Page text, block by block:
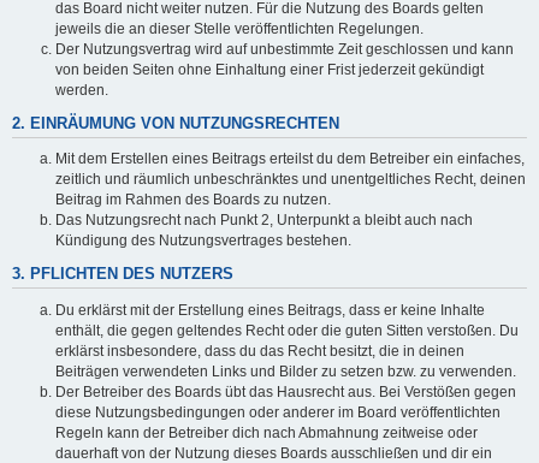
das Board nicht weiter nutzen. Für die Nutzung des Boards gelten
jeweils die an dieser Stelle veröffentlichten Regelungen.
Der Nutzungsvertrag wird auf unbestimmte Zeit geschlossen und kann
von beiden Seiten ohne Einhaltung einer Frist jederzeit gekündigt
werden.
2. EINRÄUMUNG VON NUTZUNGSRECHTEN
Mit dem Erstellen eines Beitrags erteilst du dem Betreiber ein einfaches,
zeitlich und räumlich unbeschränktes und unentgeltliches Recht, deinen
Beitrag im Rahmen des Boards zu nutzen.
Das Nutzungsrecht nach Punkt 2, Unterpunkt a bleibt auch nach
Kündigung des Nutzungsvertrages bestehen.
3. PFLICHTEN DES NUTZERS
Du erklärst mit der Erstellung eines Beitrags, dass er keine Inhalte
enthält, die gegen geltendes Recht oder die guten Sitten verstoßen. Du
erklärst insbesondere, dass du das Recht besitzt, die in deinen
Beiträgen verwendeten Links und Bilder zu setzen bzw. zu verwenden.
Der Betreiber des Boards übt das Hausrecht aus. Bei Verstößen gegen
diese Nutzungsbedingungen oder anderer im Board veröffentlichten
Regeln kann der Betreiber dich nach Abmahnung zeitweise oder
dauerhaft von der Nutzung dieses Boards ausschließen und dir ein